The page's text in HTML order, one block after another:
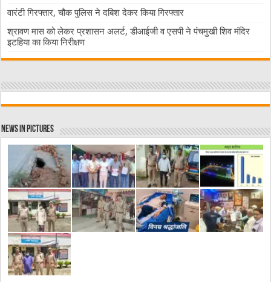
वारंटी गिरफ्तार, चौक पुलिस ने दबिश देकर किया गिरफ्तार
श्रावण मास को लेकर प्रशासन अलर्ट, डीआईजी व एसपी ने पंचमुखी शिव मंदिर
इटहिया का किया निरीक्षण
News in Pictures